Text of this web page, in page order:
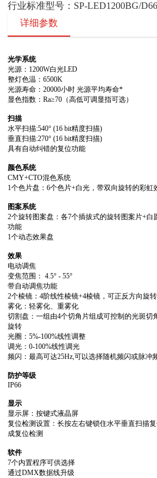
行业标准型号：SP-LED1200BG/D66
详细参数
光学系统
光源：1200W白光LED
整灯色温：6500K
光源寿命：20000小时 光源平均寿命*
显色指数：Ra≥70（高低可调显指可选）
扫描
水平扫描:540° (16 bit精度扫描)
垂直扫描:270° (16 bit精度扫描)
具有自动纠错的复位功能
颜色系统
CMY+CTO混色系统
1个色片盘：6个色片+白光，带双向旋转的彩虹
图案系统
功能
1个动态效果盘
效果
电动调焦
变焦范围： 4.5° - 55°
带自动调焦功能
2个棱镜：4阶线性棱镜+4棱镜，可正反方向旋
雾化：轻雾化、重雾化
旋转
光圈：5%-100%线性调整
调光：0-100%线性调光
频闪：最高可达25Hz,可以选择随机频闪或脉冲
防护等级
IP66
显示
显示屏：按键式液晶屏
成复位检测
软件
7个内置程序可供选择
通过DMX数据线升级